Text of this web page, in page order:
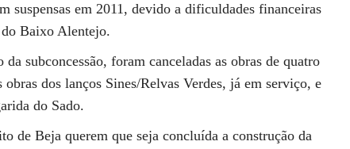
suspensas em 2011, devido a dificuldades financeiras
do Baixo Alentejo.
subconcessão, foram canceladas as obras de quatro
dos lanços Sines/Relvas Verdes, já em serviço, e
do Sado.
de Beja querem que seja concluída a construção da